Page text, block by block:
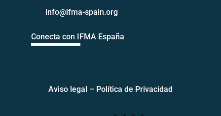
info@ifma-spain.org
Conecta con IFMA España
Aviso legal – Política de Privacidad